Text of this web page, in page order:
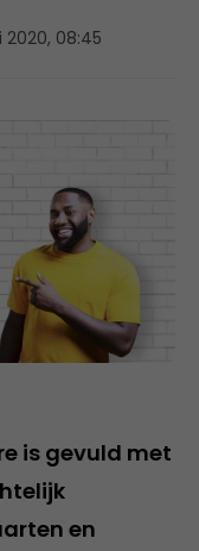
2020, 08:45
is gevuld met
en